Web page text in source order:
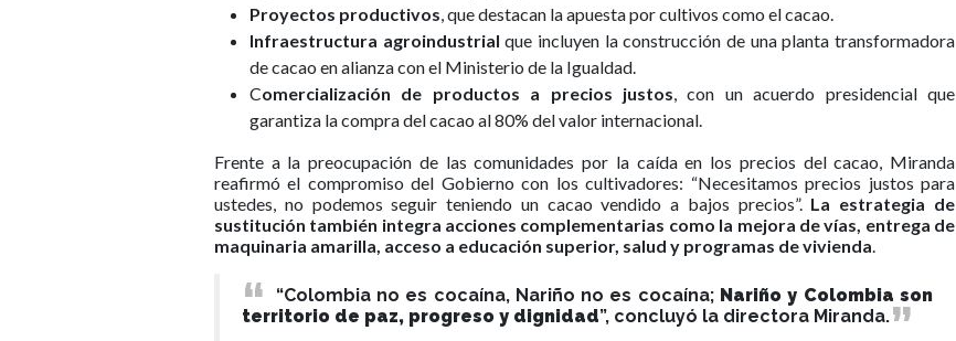
Proyectos productivos, que destacan la apuesta por cultivos como el cacao.
Infraestructura agroindustrialque incluyen la construcción de una planta transformadora
de cacao en alianza con el Ministerio de la Igualdad.
Comercialización de productos a precios justos, con un acuerdo presidencial que
garantiza la compra del cacao al 80% del valor internacional.
Frente a la preocupación de las comunidades por la caída en los precios del cacao, Miranda
reafirmó el compromiso del Gobierno con los cultivadores: “Necesitamos precios justos para
ustedes, no podemos seguir teniendo un cacao vendido a bajos precios”. La estrategia de
sustitución también integra acciones complementarias como la mejora de vías, entrega de
maquinaria amarilla, acceso a educación superior, salud y programas de vivienda.
“Colombia no es cocaína, Nariño no es cocaína; Nariño y Colombia son
territorio de paz, progreso y dignidad”, concluyó la directora Miranda.